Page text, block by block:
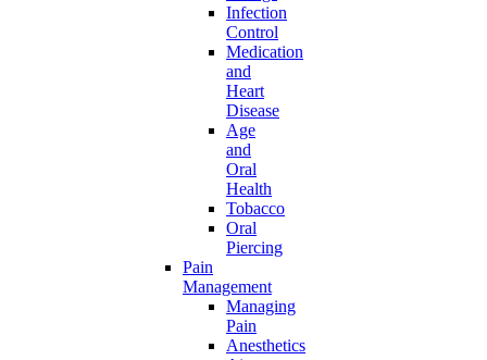
Infection
Control
Medication
and
Heart
Disease
Age
and
Oral
Health
Tobacco
Oral
Piercing
Pain
Management
Managing
Pain
Anesthetics